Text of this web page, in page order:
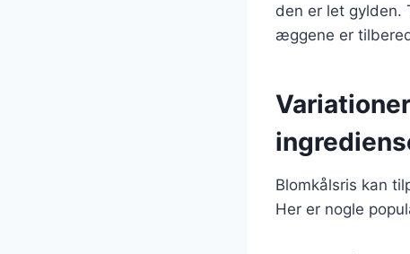
den er let
æggene er
Blomkålsris kan
Her er nogle